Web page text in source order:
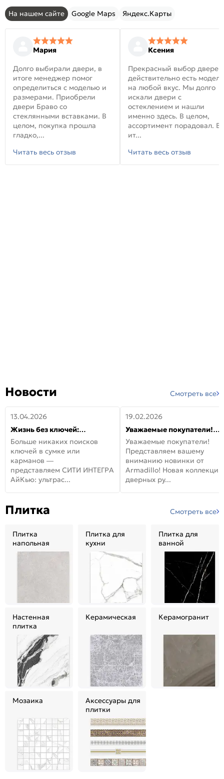
На нашем сайте Google Maps Яндекс.Карты
Мария
Долго выбирали двери, в
итоге менеджер помог
определиться с моделью и
размерами. Приобрели
двери Браво со
стеклянными вставками. В
целом, покупка прошла
гладко,...
Читать весь отзыв
Ксения
Прекрасный выбор
действительно есть модели
на любой вкус. Мы долго
искали двери с
остеклением и нашли
именно здесь. В целом,
ассортимент порадовал. В
ит...
Читать весь отзыв
Новости Смотреть все
13.04.2026
Жизнь без ключей:
встречайте новую дверь
СИТИ ИНТЕГРА АйКью!
Больше никаких поисков
ключей в сумке или
карманов —
представляем СИТИ ИНТЕГРА
АйКью: ультрас...
19.02.2026
Уважаемые покупатели!
Представляем вашему
вниманию новинки от
Armadillo!
Уважаемые покупатели!
Представляем вашему
вниманию новинки от
Armadillo! Новая коллекция
дверных ру...
Плитка Смотреть все
Плитка
напольная
Плитка для
кухни
Плитка для
ванной
Настенная
плитка
Керамическая Керамогранит
Мозаика
Аксессуары для
плитки